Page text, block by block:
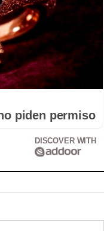
piden permiso
DISCOVER WITH